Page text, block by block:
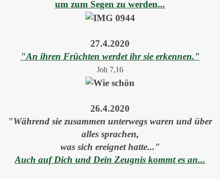
um zum Segen zu werden...
27.4.2020
"An ihren Früchten werdet ihr sie erkennen."
Joh 7,16
26.4.2020
"Während sie zusammen unterwegs waren und über
alles sprachen,
was sich ereignet hatte..."
Auch auf Dich und Dein Zeugnis kommt es an...